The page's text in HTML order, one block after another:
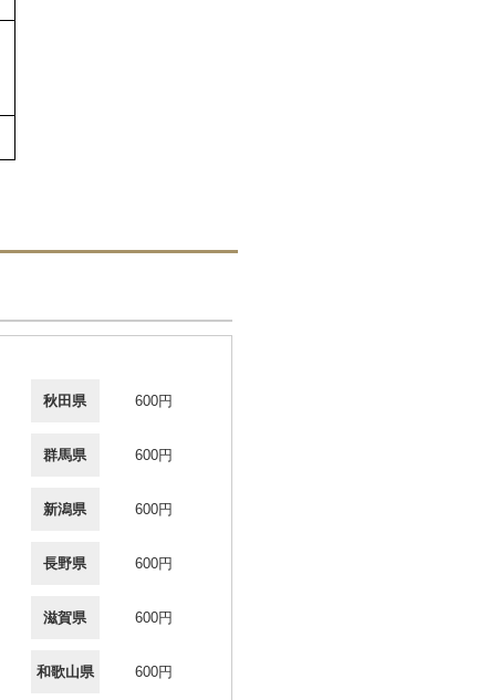
秋田県 600円
群馬県 600円
新潟県 600円
長野県 600円
滋賀県 600円
和歌山県 600円